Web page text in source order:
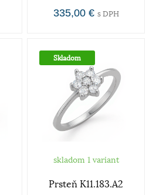
335,00 € s DPH
Skladom
skladom 1 variant
Prsteň K11.183.A2